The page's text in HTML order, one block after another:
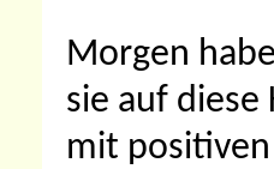
Morgen
sie auf
mit